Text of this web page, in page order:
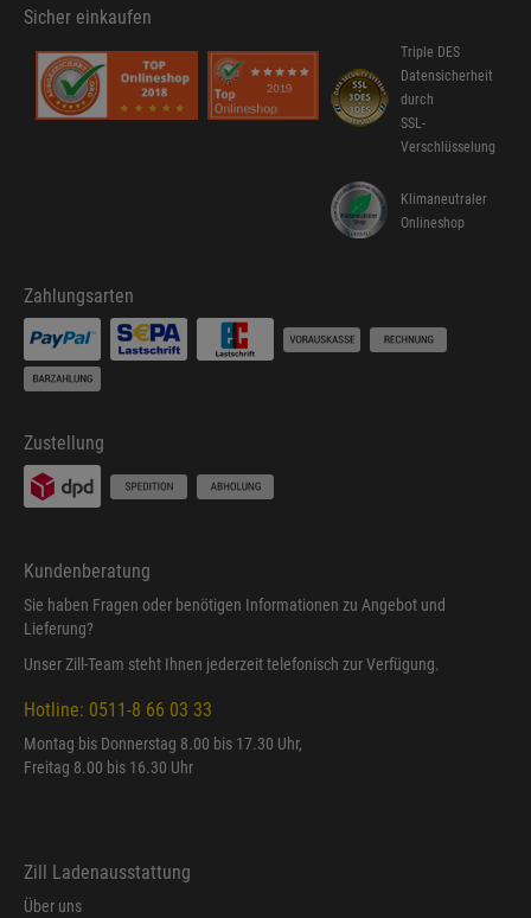
Sicher einkaufen
Triple DES
Datensicherheit
durch
SSL-
Verschlüsselung
Klimaneutraler
Onlineshop
Zahlungsarten
Zustellung
Kundenberatung
Sie haben Fragen oder benötigen Informationen zu Angebot und
Lieferung?
Unser Zill-Team steht Ihnen jederzeit telefonisch zur Verfügung.
Hotline: 0511-8 66 03 33
Montag bis Donnerstag 8.00 bis 17.30 Uhr,
Freitag 8.00 bis 16.30 Uhr
Zill Ladenausstattung
Über uns